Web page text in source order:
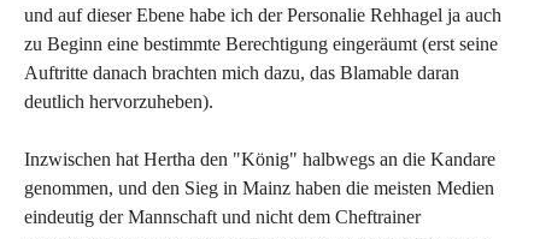
und auf dieser Ebene habe ich der Personalie Rehhagel ja auch
zu Beginn eine bestimmte Berechtigung eingeräumt (erst seine
Auftritte danach brachten mich dazu, das Blamable daran
deutlich hervorzuheben).
Inzwischen hat Hertha den "König" halbwegs an die Kandare
genommen, und den Sieg in Mainz haben die meisten Medien
eindeutig der Mannschaft und nicht dem Cheftrainer